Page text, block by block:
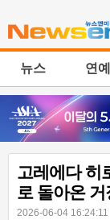
뉴스 연예
고레에다 히
로 돌아온
2026-06-04 16:24:11